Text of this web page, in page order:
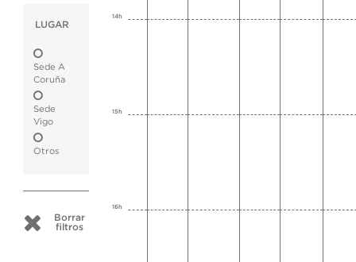
LUGAR
Sede A
Coruña
Sede
Vigo
Otros
Borrar
filtros
14h
15h
16h